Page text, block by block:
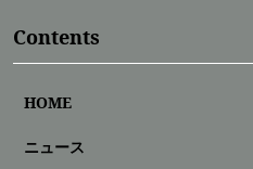
Contents
HOME
ニュース